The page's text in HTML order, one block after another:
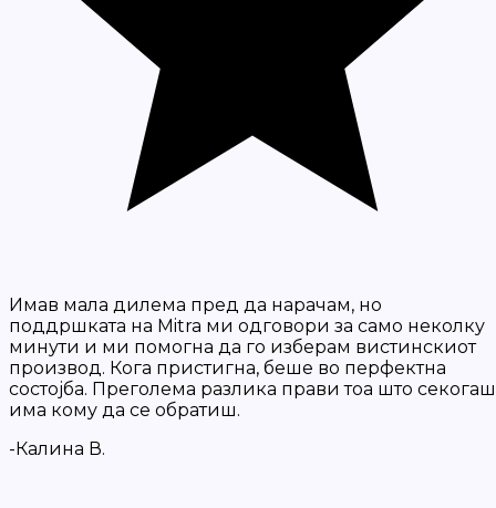
Имав мала дилема пред да нарачам, но
поддршката на Mitra ми одговори за само неколку
минути и ми помогна да го изберам вистинскиот
производ. Кога пристигна, беше во перфектна
состојба. Преголема разлика прави тоа што секогаш
има кому да се обратиш.
-Калина В.